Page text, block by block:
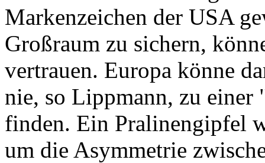
Markenzeichen der USA
Großraum zu sichern,
vertrauen. Europa könne
nie, so Lippmann, zu einer
finden. Ein Pralinengipfel
um die Asymmetrie